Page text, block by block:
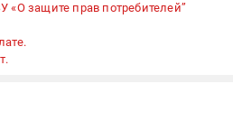
«О защите прав потребителей”